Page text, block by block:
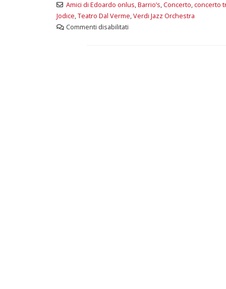
Amici di Edoardo onlus,Barrio’s,Concerto,concerto
Jodice,Teatro Dal Verme,Verdi Jazz Orchestra
Commenti disabilitati